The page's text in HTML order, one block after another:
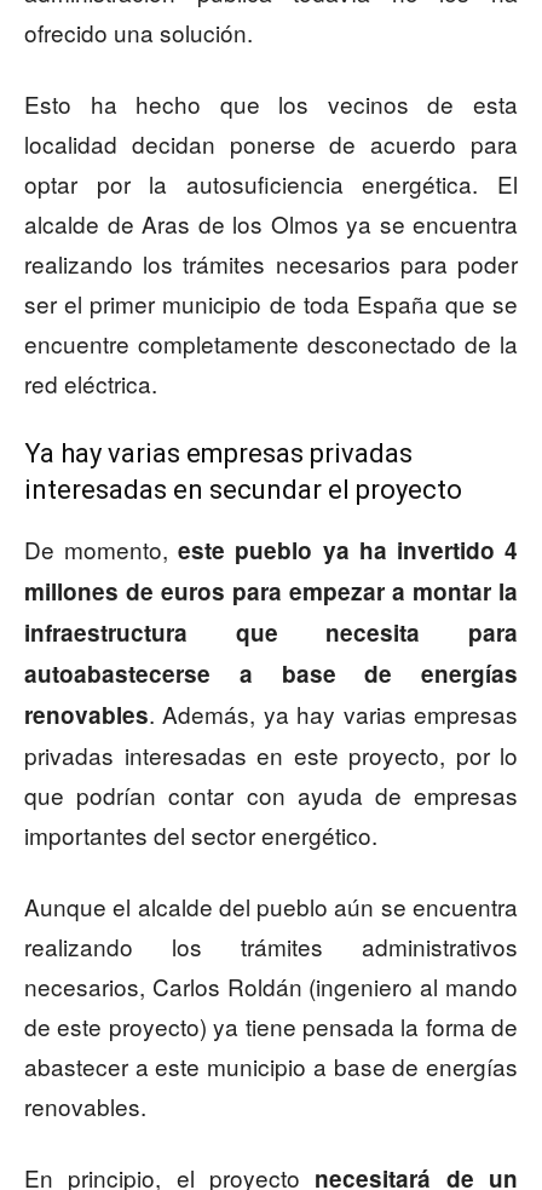
ofrecido una solución.
Esto ha hecho que los vecinos de esta
localidad decidan ponerse de acuerdo para
optar por la autosuficiencia energética. El
alcalde de Aras de los Olmos ya se encuentra
realizando los trámites necesarios para poder
ser el primer municipio de toda España que se
encuentre completamente desconectado de la
red eléctrica.
Ya hay varias empresas privadas
interesadas en secundar el proyecto
De momento,este pueblo ya ha invertido 4
millones de euros para empezar a montar la
infraestructura que necesita para
autoabastecerse a base de energías
renovables. Además, ya hay varias empresas
privadas interesadas en este proyecto, por lo
que podrían contar con ayuda de empresas
importantes del sector energético.
Aunque el alcalde del pueblo aún se encuentra
realizando los trámites administrativos
necesarios, Carlos Roldán (ingeniero al mando
de este proyecto) ya tiene pensada la forma de
abastecer a este municipio a base de energías
renovables.
En principio, el proyecto necesitará de un